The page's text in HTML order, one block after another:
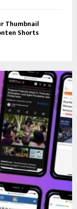
Thumbnail
Shorts